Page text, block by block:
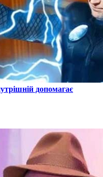
допомагає